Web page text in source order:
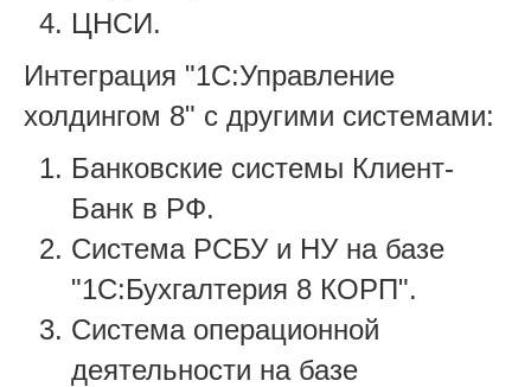
ЦНСИ.
Интеграция "1С:Управление
холдингом 8" с другими системами:
Банковские системы Клиент-
Банк в РФ.
Система РСБУ и НУ на базе
"1С:Бухгалтерия 8 КОРП".
Система операционной
деятельности на базе